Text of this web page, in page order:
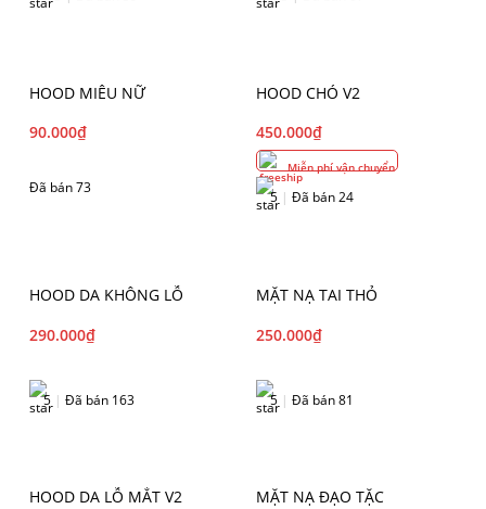
HOOD MIÊU NỮ
90.000₫
Đã bán 73
HOOD CHÓ V2
450.000₫
Miễn phí vận chuyển
5 | Đã bán 24
HOOD DA KHÔNG LỖ
290.000₫
5 | Đã bán 163
MẶT NẠ TAI THỎ
250.000₫
5 | Đã bán 81
HOOD DA LỖ MẮT V2
MẶT NẠ ĐẠO TẶC